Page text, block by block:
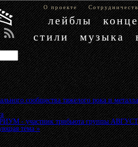
О проекте
лейблы
стили
музыка
сообщества тяжелого рока и металла
»
- участник трибьюта группы АВГУСТ
тема »